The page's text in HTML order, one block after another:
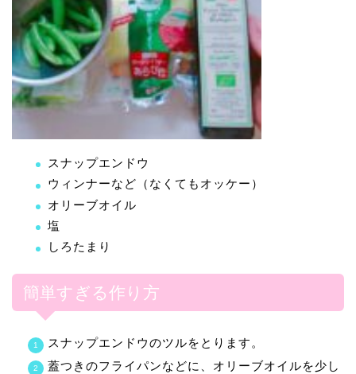
スナップエンドウ
ウィンナーなど（なくてもオッケー）
オリーブオイル
塩
しろたまり
簡単すぎる作り方
スナップエンドウのツルをとります。
蓋つきのフライパンなどに、オリーブオイルを少し